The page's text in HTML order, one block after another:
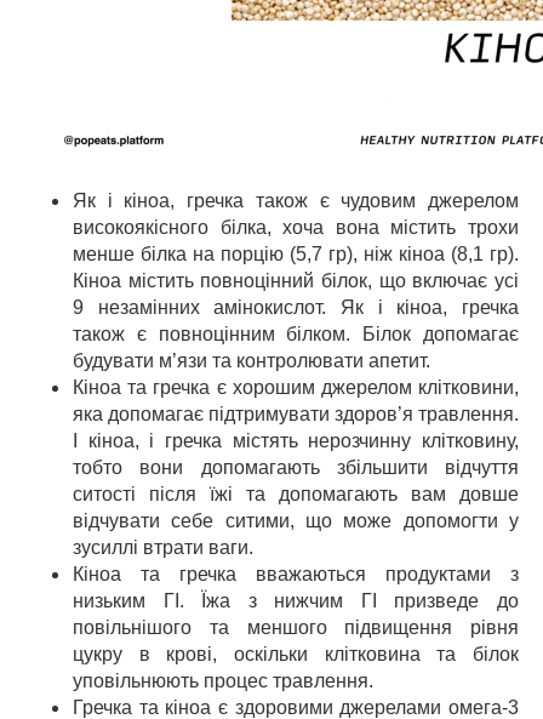
Як і кіноа, гречка також є чудовим джерелом
високоякісного білка, хоча вона містить трохи
менше білка на порцію (5,7 гр), ніж кіноа (8,1 гр).
Кіноа містить повноцінний білок, що включає усі
9 незамінних амінокислот. Як і кіноа, гречка
також є повноцінним білком. Білок допомагає
будувати м’язи та контролювати апетит.
Кіноа та гречка є хорошим джерелом клітковини,
яка допомагає підтримувати здоров’я травлення.
І кіноа, і гречка містять нерозчинну клітковину,
тобто вони допомагають збільшити відчуття
ситості після їжі та допомагають вам довше
відчувати себе ситими, що може допомогти у
зусиллі втрати ваги.
Кіноа та гречка вважаються продуктами з
низьким ГІ. Їжа з нижчим ГІ призведе до
повільнішого та меншого підвищення рівня
цукру в крові, оскільки клітковина та білок
уповільнюють процес травлення.
Гречка та кіноа є здоровими джерелами омега-3